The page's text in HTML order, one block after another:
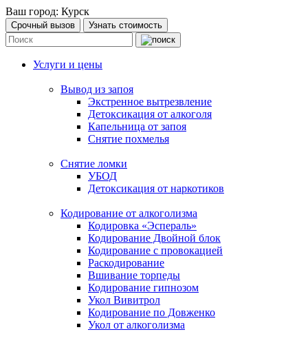
Ваш город: Курск
Срочный вызов Узнать стоимость
Услуги и цены
Вывод из запоя
Экстренное вытрезвление
Детоксикация от алкоголя
Капельница от запоя
Снятие похмелья
Снятие ломки
УБОД
Детоксикация от наркотиков
Кодирование от алкоголизма
Кодировка «Эспераль»
Кодирование Двойной блок
Кодирование с провокацией
Раскодирование
Вшивание торпеды
Кодирование гипнозом
Укол Вивитрол
Кодирование по Довженко
Укол от алкоголизма